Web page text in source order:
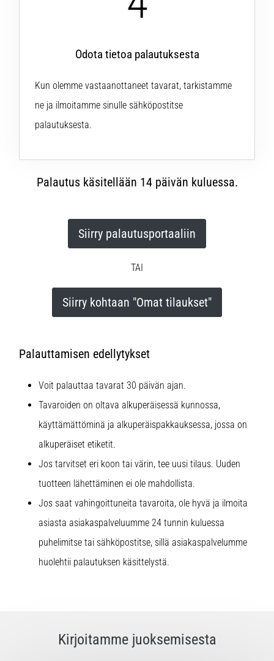
Odota tietoa palautuksesta
Kun olemme vastaanottaneet tavarat, tarkistamme
ne ja ilmoitamme sinulle sähköpostitse
palautuksesta.
Palautus käsitellään 14 päivän kuluessa.
Siirry palautusportaaliin
TAI
Siirry kohtaan "Omat tilaukset"
Palauttamisen edellytykset
Voit palauttaa tavarat 30 päivän ajan.
Tavaroiden on oltava alkuperäisessä kunnossa,
käyttämättöminä ja alkuperäispakkauksessa, jossa on
alkuperäiset etiketit.
Jos tarvitset eri koon tai värin, tee uusi tilaus. Uuden
tuotteen lähettäminen ei ole mahdollista.
Jos saat vahingoittuneita tavaroita, ole hyvä ja ilmoita
asiasta asiakaspalveluumme 24 tunnin kuluessa
puhelimitse tai sähköpostitse, sillä asiakaspalvelumme
huolehtii palautuksen käsittelystä.
Kirjoitamme juoksemisesta